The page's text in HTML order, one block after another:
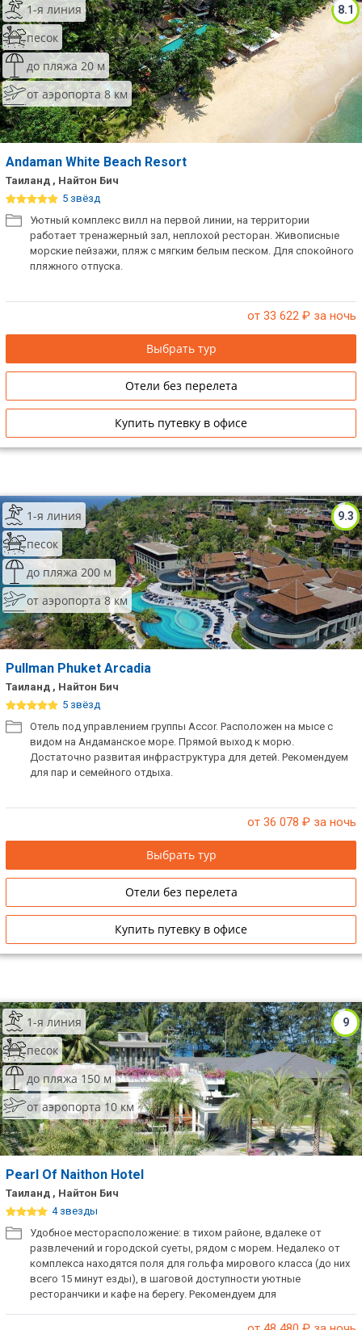
8.1
1-я линия
песок
до пляжа 20 м
от аэропорта 8 км
Andaman White Beach Resort
Таиланд , Найтон Бич
5 звёзд
Уютный комплекс вилл на первой линии, на территории
работает тренажерный зал, неплохой ресторан. Живописные
морские пейзажи, пляж с мягким белым песком. Для спокойного
пляжного отпуска.
от 33 622 ₽ за ночь
Выбрать тур
Отели без перелета
Купить путевку в офисе
9.3
1-я линия
песок
до пляжа 200 м
от аэропорта 8 км
Pullman Phuket Arcadia
Таиланд , Найтон Бич
5 звёзд
Отель под управлением группы Accor. Расположен на мысе с
видом на Андаманское море. Прямой выход к морю.
Достаточно развитая инфраструктура для детей. Рекомендуем
для пар и семейного отдыха.
от 36 078 ₽ за ночь
Выбрать тур
Отели без перелета
Купить путевку в офисе
9
1-я линия
песок
до пляжа 150 м
от аэропорта 10 км
Pearl Of Naithon Hotel
Таиланд , Найтон Бич
4 звезды
Удобное месторасположение: в тихом районе, вдалеке от
развлечений и городской суеты, рядом с морем. Недалеко от
комплекса находятся поля для гольфа мирового класса (до них
всего 15 минут езды), в шаговой доступности уютные
ресторанчики и кафе на берегу. Рекомендуем для